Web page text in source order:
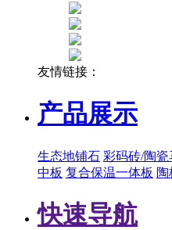
友情链接：
产品展示
生态地铺石 彩码砖/陶瓷
中板 复合保温一体板 陶
快速导航